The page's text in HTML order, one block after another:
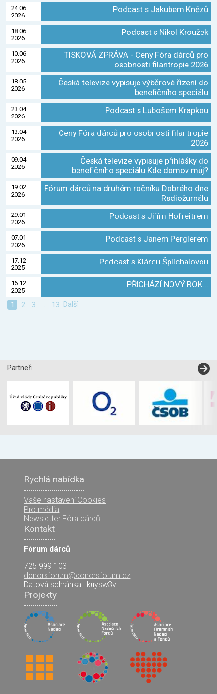
24.06
2026
Podcast s Jakubem Knězů
18.06
2026
Podcast s Nikol Kroužek
10.06
2026
TISKOVÁ ZPRÁVA - Ceny Fóra dárců pro
osobnosti filantropie 2026
18.05
2026
Česká televize vypisuje výběrové řízení do
benefičního speciálu
23.04
2026
Podcast s Lubošem Krapkou
13.04
2026
Ceny Fóra dárců pro osobnosti filantropie
2026
09.04
2026
Česká televize vypisuje přihlášky do
benefičního speciálu Kde domov můj?
19.02
2026
Fórum dárců na druhém ročníku Dobrého dne
Radiožurnálu
29.01
2026
Podcast s Jiřím Hofreitrem
07.01
2026
Podcast s Janem Perglerem
17.12
2025
Podcast s Klárou Šplíchalovou
16.12
2025
PŘICHÁZÍ NOVÝ ROK...
1 2 3 ... 13 Další
Partneři
Rychlá nabídka
Vaše nastavení Cookies
Pro média
Newsletter Fóra dárců
Kontakt
Fórum dárců
725 999 103
donorsforum@donorsforum.cz
Datová schránka: kuysw3v
Projekty